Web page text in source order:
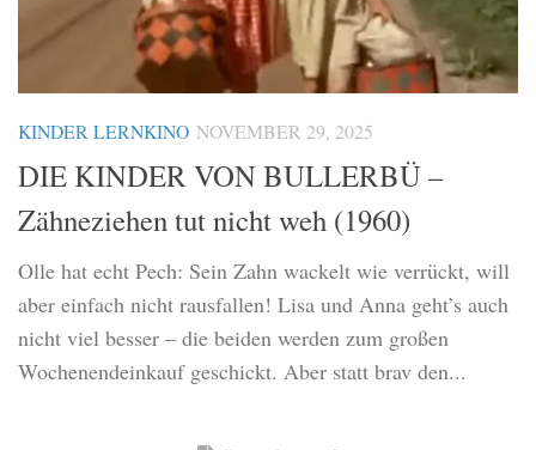
KINDER LERNKINO NOVEMBER 29, 2025
DIE KINDER VON BULLERBÜ –
Zähneziehen tut nicht weh (1960)
Olle hat echt Pech: Sein Zahn wackelt wie verrückt, will
aber einfach nicht rausfallen! Lisa und Anna geht’s auch
nicht viel besser – die beiden werden zum großen
Wochenendeinkauf geschickt. Aber statt brav den...